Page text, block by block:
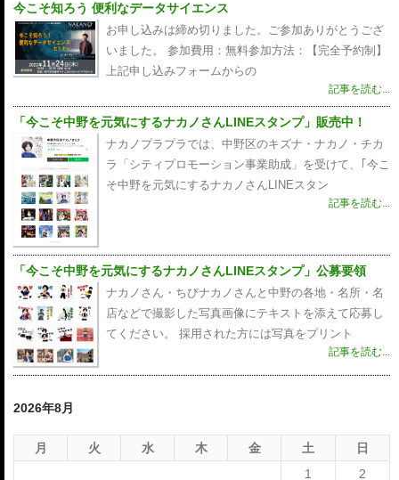
今こそ知ろう 便利なデータサイエンス
お申し込みは締め切りました。ご参加ありがとうござ
いました。 参加費用：無料参加方法：【完全予約制】
上記申し込みフォームからの
記事を読む...
「今こそ中野を元気にするナカノさんLINEスタンプ」販売中！
ナカノプラプラでは、中野区のキズナ・ナカノ・チカ
ラ「シティプロモーション事業助成」を受けて、｢今こ
そ中野を元気にするナカノさんLINEスタン
記事を読む...
「今こそ中野を元気にするナカノさんLINEスタンプ」公募要領
ナカノさん・ちびナカノさんと中野の各地・名所・名
店などで撮影した写真画像にテキストを添えて応募し
てください。 採用された方には写真をプリント
記事を読む...
2026年8月
月 火 水 木 金 土
日
1
2